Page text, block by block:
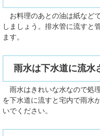
お料理のあとの油は紙など
しましょう。排水管に流すと
ます。
雨水は下水道に流水
雨水はきれいな水なので処
を下水道に流すと宅内で雨水
いでください。